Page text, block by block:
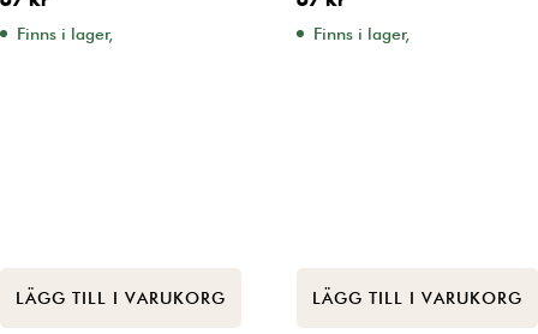
Finns i lager,
LÄGG TILL I VARUKORG
Finns i lager,
LÄGG TILL I VARUKORG